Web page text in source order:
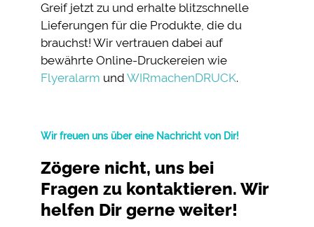
Greif jetzt zu und erhalte blitzschnelle
Lieferungen für die Produkte, die du
brauchst! Wir vertrauen dabei auf
bewährte Online-Druckereien wie
Flyeralarm undWIRmachenDRUCK.
Wir freuen uns über eine Nachricht von Dir!
Zögere nicht, uns bei
Fragen zu kontaktieren. Wir
helfen Dir gerne weiter!